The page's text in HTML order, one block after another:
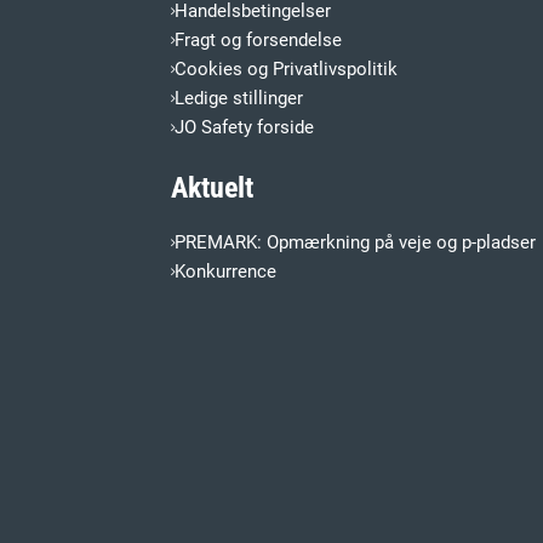
Handelsbetingelser
Fragt og forsendelse
Cookies og Privatlivspolitik
Ledige stillinger
JO Safety forside
Aktuelt
PREMARK: Opmærkning på veje og p-pladser
Konkurrence